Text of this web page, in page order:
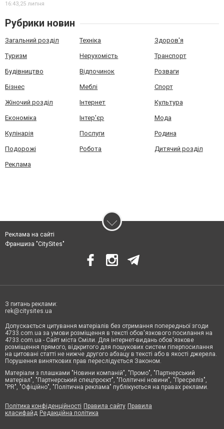
16:43,25 липня
Рубрики новин
Загальний розділ Техніка Здоров'я
Туризм Нерухомість Транспорт
Будівництво Відпочинок Розваги
Бізнес Меблі Спорт
Жіночий розділ Інтернет Культура
Економіка Інтер'єр Мода
Кулінарія Послуги Родина
Подорожі Робота Дитячий розділ
Реклама
Реклама на сайті
Франшиза "CitySites"
З питань реклами:
rek@citysites.ua
Допускається цитування матеріалів без отримання попередньої згоди
4733.com.ua за умови розміщення в тексті обов'язкового посилання на
4733.com.ua - Сайт міста Сміли. Для інтернет-видань обов'язкове
розміщення прямого, відкритого для пошукових систем гіперпосилання
на цитовані статті не нижче другого абзацу в тексті або в якості джерела.
Порушення виняткових прав переслідується Законом.
Матеріали з плашками "Новини компаній", "Промо", "Партнерський
матеріал", "Партнерський спецпроєкт", "Політичні новини", "Пресреліз",
"PR", "Офіційно", "Політична реклама" публікуються на правах реклами.
Політика конфіденційності Правила сайту Правила
класифайд Редакційна політика